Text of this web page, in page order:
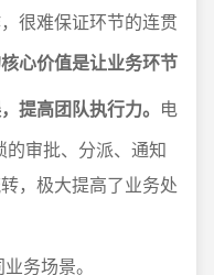
很难保证环节的连贯
心价值是让业务环节
提高团队执行力。 电
的审批、分派、通知
，极大提高了业务处
务场景。